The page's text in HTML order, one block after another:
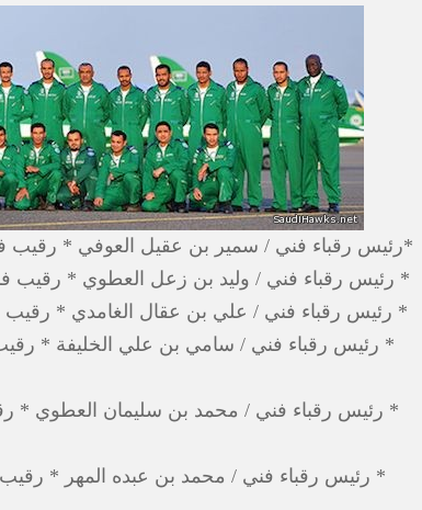
*رئيس رقباء فني / سمير بن عقيل العوفي *
* رئيس رقباء فني / وليد بن زعل العطوي *
* رئيس رقباء فني / علي بن عقال الغامدي * رقيب
* رئيس رقباء فني / سامي بن علي الخليفة *
* رئيس رقباء فني / محمد بن سليمان العطوي *
* رئيس رقباء فني / محمد بن عبده المهر *